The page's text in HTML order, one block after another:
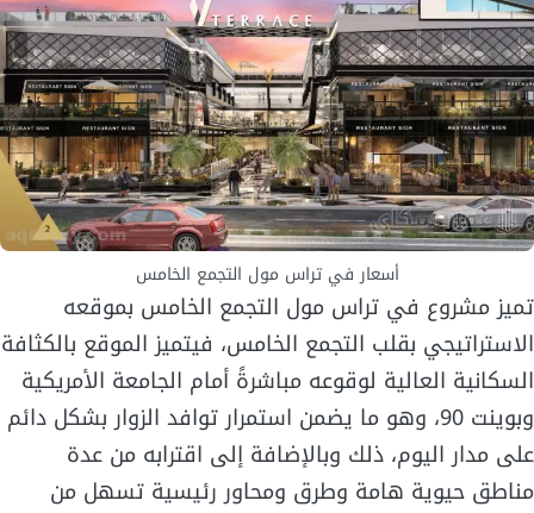
أسعار في تراس مول التجمع الخامس
تميز مشروع في تراس مول التجمع الخامس بموقعه
الاستراتيجي بقلب التجمع الخامس، فيتميز الموقع بالكثافة
السكانية العالية لوقوعه مباشرةً أمام الجامعة الأمريكية
وبوينت 90، وهو ما يضمن استمرار توافد الزوار بشكل دائم
على مدار اليوم، ذلك وبالإضافة إلى اقترابه من عدة
مناطق حيوية هامة وطرق ومحاور رئيسية تسهل من